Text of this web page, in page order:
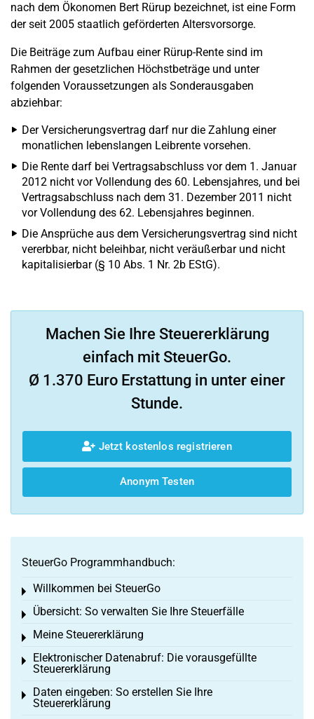
nach dem Ökonomen Bert Rürup bezeichnet, ist eine Form
der seit 2005 staatlich geförderten Altersvorsorge.
Die Beiträge zum Aufbau einer Rürup-Rente sind im
Rahmen der gesetzlichen Höchstbeträge und unter
folgenden Voraussetzungen als Sonderausgaben
abziehbar:
Der Versicherungsvertrag darf nur die Zahlung einer
monatlichen lebenslangen Leibrente vorsehen.
Die Rente darf bei Vertragsabschluss vor dem 1. Januar
2012 nicht vor Vollendung des 60. Lebensjahres, und bei
Vertragsabschluss nach dem 31. Dezember 2011 nicht
vor Vollendung des 62. Lebensjahres beginnen.
Die Ansprüche aus dem Versicherungsvertrag sind nicht
vererbbar, nicht beleihbar, nicht veräußerbar und nicht
kapitalisierbar (§ 10 Abs. 1 Nr. 2b EStG).
Machen Sie Ihre Steuererklärung
einfach mit SteuerGo.
Ø 1.370 Euro Erstattung in unter einer
Stunde.
Jetzt kostenlos registrieren
Anonym Testen
SteuerGo Programmhandbuch:
Willkommen bei SteuerGo
Toggle menu
Übersicht: So verwalten Sie Ihre Steuerfälle
Toggle menu
Meine Steuererklärung
Toggle menu
Elektronischer Datenabruf: Die vorausgefüllte
Steuererklärung
Toggle menu
Daten eingeben: So erstellen Sie Ihre
Steuererklärung
Toggle menu